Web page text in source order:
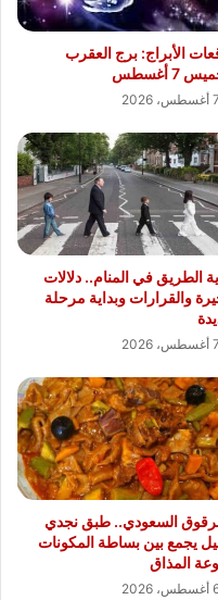
الأبراج: برج العقرب
7 أغسطس
7 أغسطس، 2026
الطريق في المنام.. دلالات
والقرارات وبداية مرحلة
7 أغسطس، 2026
السعودي.. طبق نجدي
يجمع بين بساطة المكونات
المذاق
2026